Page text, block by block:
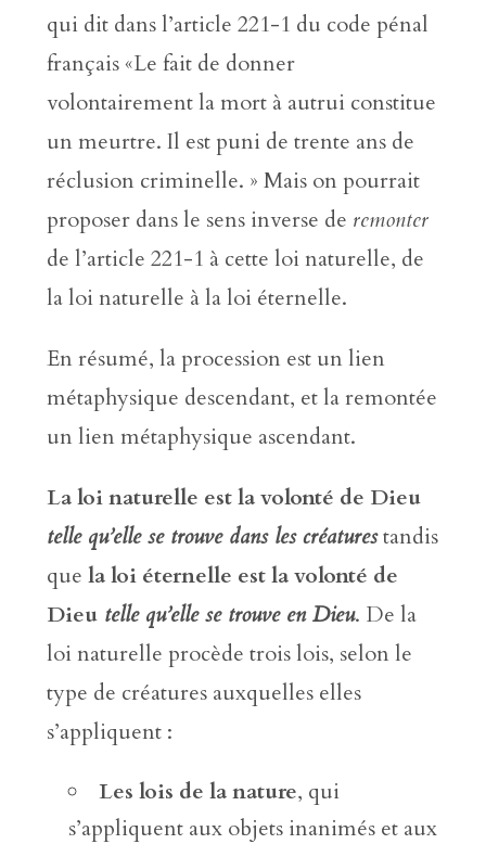
qui dit dans l’article 221-1 du code pénal
français «Le fait de donner
volontairement la mort à autrui constitue
un meurtre. Il est puni de trente ans de
réclusion criminelle. » Mais on pourrait
proposer dans le sens inverse de remonter
de l’article 221-1 à cette loi naturelle, de
la loi naturelle à la loi éternelle.
En résumé, la procession est un lien
métaphysique descendant, et la remontée
un lien métaphysique ascendant.
La loi naturelle est la volonté de Dieu
telle qu’elle se trouve dans les créaturestandis
que la loi éternelle est la volonté de
Dieutelle qu’elle se trouve en Dieu. De la
loi naturelle procède trois lois, selon le
type de créatures auxquelles elles
s’appliquent :
Les lois de la nature, qui
s’appliquent aux objets inanimés et aux